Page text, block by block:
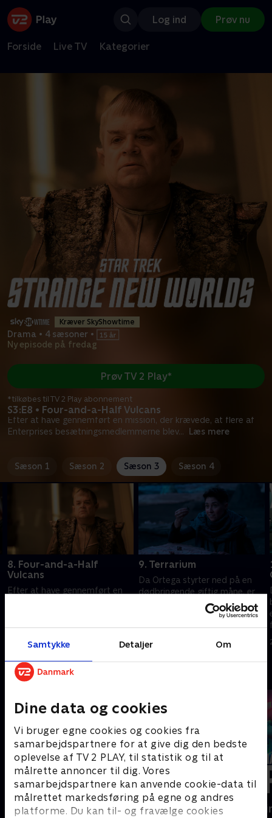
Samtykke Detaljer Om
Dine data og cookies
Vi bruger egne cookies og cookies fra
samarbejdspartnere for at give dig den bedste
oplevelse af TV 2 PLAY, til statistik og til at
målrette annoncer til dig. Vores
samarbejdspartnere kan anvende cookie-data til
målrettet markedsføring på egne og andres
platforme. Du kan til- og fravælge cookies
Log ind Prøv nu
Forside Live TV Kategorier
Kræver SkyShowtime
Drama • 4 sæsoner •
Ny episode på fredag
S3:E8 • Four-and-a-Half Vulcans
Efter at have gennemført en mission, der krævede, at flere af
Enterprises besætningsmedlemmerne blev... Læs mere
Prøv TV 2 Play*
*tilkøbes til TV 2 Play abonnement
Sæson 1 Sæson 2 Sæson 3 Sæson 4
8. Four-and-a-Half
Vulcans
Efter at have gennemført en
besætningsmedlemmerne blev
der nye problemer.
15. september 2025 • 52 min
9. Terrarium
Da Ortega styrter ned på en
dødbringende giftig måne, er
hun strandet og tvunget til at
udfordre sine mest
dybtliggende forventninger til
Andre så også
The Rainmaker Happy